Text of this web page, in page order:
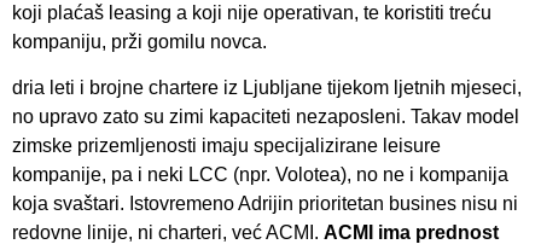
koji plaćaš leasing a koji nije operativan, te koristiti treću
kompaniju, prži gomilu novca.
dria leti i brojne chartere iz Ljubljane tijekom ljetnih mjeseci,
no upravo zato su zimi kapaciteti nezaposleni. Takav model
zimske prizemljenosti imaju specijalizirane leisure
kompanije, pa i neki LCC (npr. Volotea), no ne i kompanija
koja svaštari. Istovremeno Adrijin prioritetan busines nisu ni
redovne linije, ni charteri, već ACMI. ACMI ima prednost